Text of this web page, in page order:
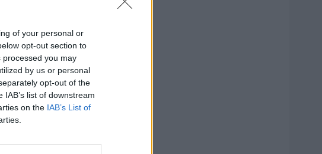
of your personal or
opt-out section to
you may
by us or personal
opt-out of the
list of downstream
on the IAB’s List of